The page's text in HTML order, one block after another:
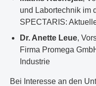
und Labortechnik im
SPECTARIS:
Dr. Anette Leue,
Firma Promega
Industrie
Bei Interesse an den